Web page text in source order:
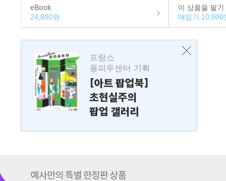
eBook
24,800원
이 상품을 팔기
매입가 10,900
프랑스
퐁피두센터 기획
[아트 팝업북]
초현실주의
팝업 갤러리